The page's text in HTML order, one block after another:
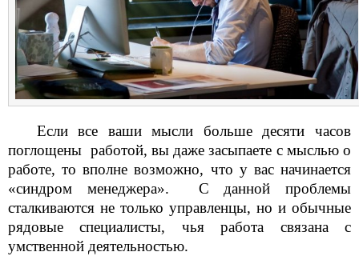
Если все ваши мысли больше десяти часов
поглощены работой, вы даже засыпаете с мыслью о
работе, то вполне возможно, что у вас начинается
«синдром менеджера». С данной проблемы
сталкиваются не только управленцы, но и обычные
рядовые специалисты, чья работа связана с
умственной деятельностью.